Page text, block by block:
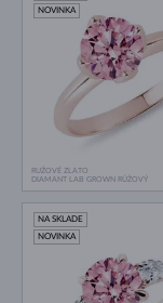
RUŽOVÉ ZLATO
DIAMANT LAB GROWN RŮŽOVÝ
NOVINKA
NA SKLADE
NOVINKA